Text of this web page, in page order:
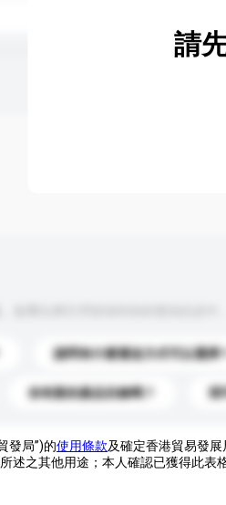
請問有什麼運送方式可以選擇？
你有新的產品目錄嗎？
請
發局”)的使用條款及確定香港貿易發
述之其他用途；本人確認已獲得此表